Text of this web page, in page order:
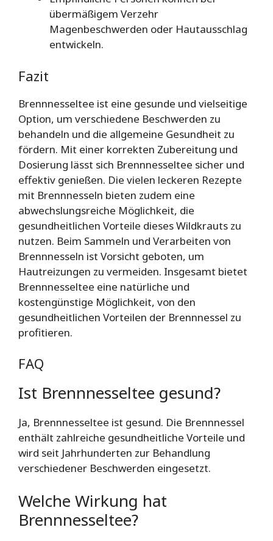
übermäßigem Verzehr
Magenbeschwerden oder Hautausschlag
entwickeln.
Fazit
Brennnesseltee ist eine gesunde und vielseitige
Option, um verschiedene Beschwerden zu
behandeln und die allgemeine Gesundheit zu
fördern. Mit einer korrekten Zubereitung und
Dosierung lässt sich Brennnesseltee sicher und
effektiv genießen. Die vielen leckeren Rezepte
mit Brennnesseln bieten zudem eine
abwechslungsreiche Möglichkeit, die
gesundheitlichen Vorteile dieses Wildkrauts zu
nutzen. Beim Sammeln und Verarbeiten von
Brennnesseln ist Vorsicht geboten, um
Hautreizungen zu vermeiden. Insgesamt bietet
Brennnesseltee eine natürliche und
kostengünstige Möglichkeit, von den
gesundheitlichen Vorteilen der Brennnessel zu
profitieren.
FAQ
Ist Brennnesseltee gesund?
Ja, Brennnesseltee ist gesund. Die Brennnessel
enthält zahlreiche gesundheitliche Vorteile und
wird seit Jahrhunderten zur Behandlung
verschiedener Beschwerden eingesetzt.
Welche Wirkung hat
Brennnesseltee?